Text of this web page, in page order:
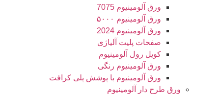
ورق آلومینیوم 7075
ورق آلومینیوم ۵۰۰۰
ورق آلومینیوم 2024
صفحات پلیت آلیاژی
کویل رول آلومینیوم
ورق‌ آلومینیوم رنگی
ورق آلومینیوم با پوشش پلی کرافت
ورق طرح دار آلومینیوم